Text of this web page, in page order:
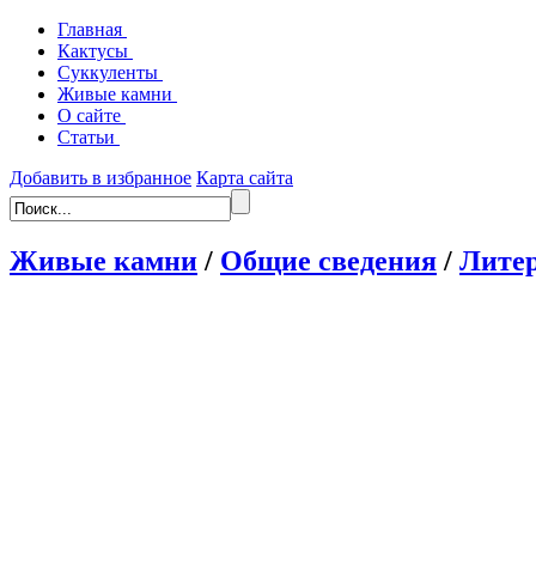
Главная
Кактусы
Суккуленты
Живые камни
О сайте
Статьи
Добавить в избранное Карта сайта
Живые камни / Общие сведения /